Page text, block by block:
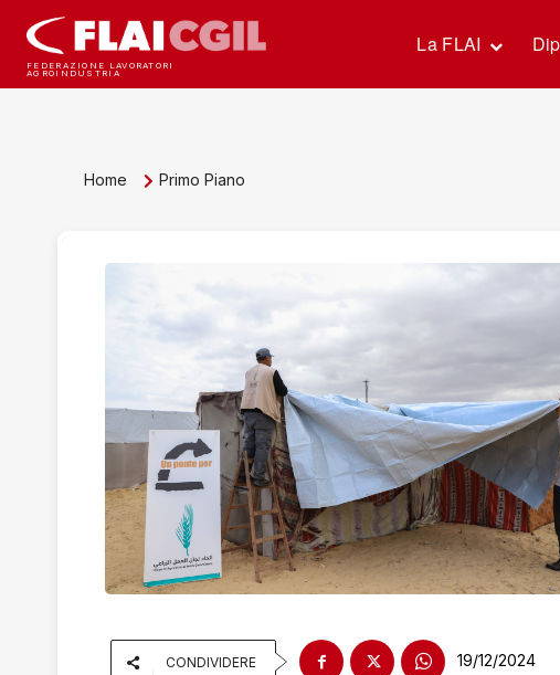
FEDERAZIONE LAVORATORI
AGROINDUSTRIA
La FLAI
Home Primo Piano
CONDIVIDERE 19/12/2024